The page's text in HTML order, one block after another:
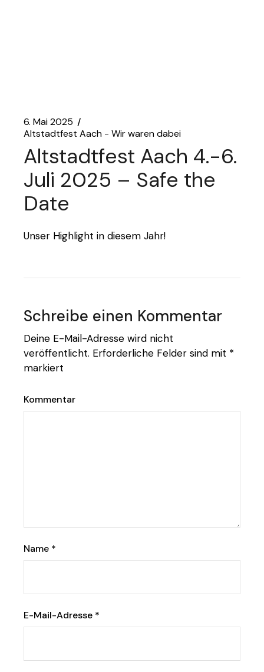
6. Mai 2025
Altstadtfest Aach - Wir waren dabei
Altstadtfest Aach 4.-6.
Juli 2025 – Safe the
Date
Unser Highlight in diesem Jahr!
Schreibe einen Kommentar
Deine E-Mail-Adresse wird nicht
veröffentlicht. Erforderliche Felder sind mit *
markiert
Kommentar
Name *
E-Mail-Adresse *